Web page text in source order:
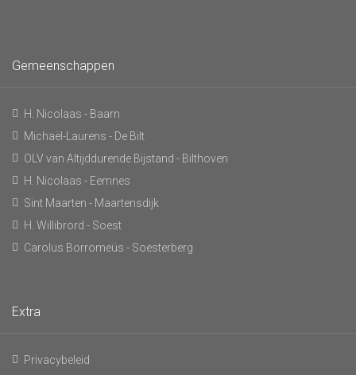
Gemeenschappen
H. Nicolaas - Baarn
Michaël-Laurens - De Bilt
OLV van Altijddurende Bijstand - Bilthoven
H. Nicolaas - Eemnes
Sint Maarten - Maartensdijk
H. Willibrord - Soest
Carolus Borromeüs - Soesterberg
Extra
Privacybeleid